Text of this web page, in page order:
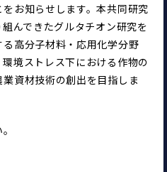
お知らせします。本共同研究
んできたグルタチオン研究を
高分子材料・応用化学分野
境ストレス下における作物の
資材技術の創出を目指しま